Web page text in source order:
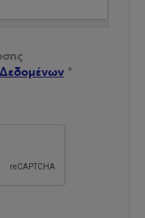
Δεδομένων
*